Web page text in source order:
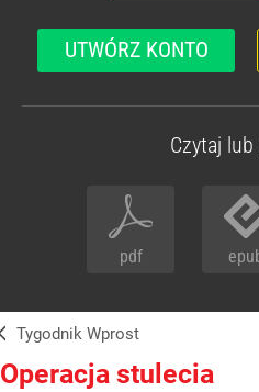
UTWÓRZ KONTO
Czytaj
pdf
Tygodnik Wprost
Operacja stulecia